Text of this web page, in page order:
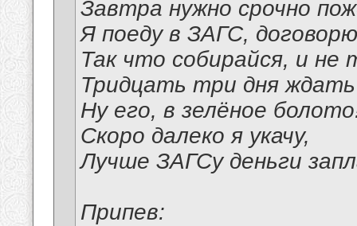
Завтра нужно срочно
Я поеду в ЗАГС,
Так что собирайся, и не
Тридцать три дня
Ну его, в зелёное
Скоро далеко я укачу,
Лучше ЗАГСу деньги
Припев: